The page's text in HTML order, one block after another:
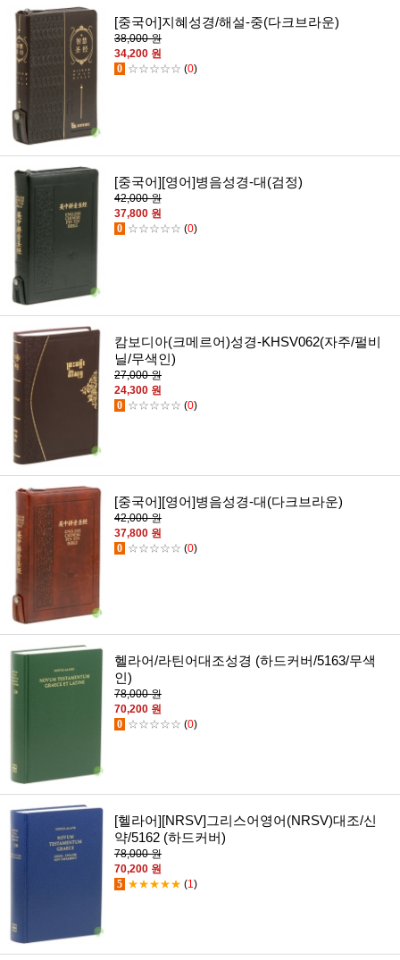
[중국어]지혜성경/해설-중(다크브라운)
38,000 원
34,200 원
0 ☆☆☆☆☆ (0)
[중국어][영어]병음성경-대(검정)
42,000 원
37,800 원
0 ☆☆☆☆☆ (0)
캄보디아(크메르어)성경-KHSV062(자주/펄비
닐/무색인)
27,000 원
24,300 원
0 ☆☆☆☆☆ (0)
[중국어][영어]병음성경-대(다크브라운)
42,000 원
37,800 원
0 ☆☆☆☆☆ (0)
헬라어/라틴어대조성경 (하드커버/5163/무색
인)
78,000 원
70,200 원
0 ☆☆☆☆☆ (0)
[헬라어][NRSV]그리스어영어(NRSV)대조/신
약/5162 (하드커버)
78,000 원
70,200 원
5 ★★★★★ (1)